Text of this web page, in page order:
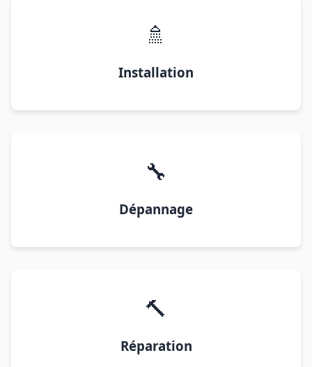
🚿
Installation
🔧
Dépannage
🔨
Réparation